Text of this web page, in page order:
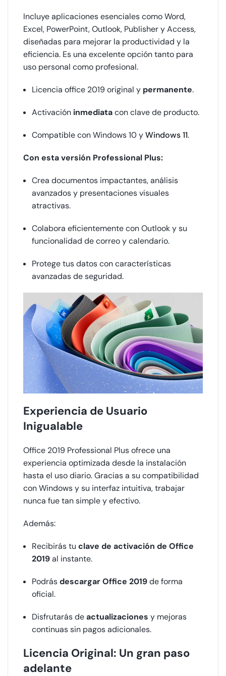
Incluye aplicaciones esenciales como Word,
Excel, PowerPoint, Outlook, Publisher y Access,
diseñadas para mejorar la productividad y la
eficiencia. Es una excelente opción tanto para
uso personal como profesional.
Licencia office 2019 original y permanente.
Activación inmediatacon clave de producto.
Compatible con Windows 10 yWindows 11.
Con esta versión Professional Plus:
Crea documentos impactantes, análisis
avanzados y presentaciones visuales
atractivas.
Colabora eficientemente con Outlook y su
funcionalidad de correo y calendario.
Protege tus datos con características
avanzadas de seguridad.
Experiencia de Usuario
Inigualable
Office 2019 Professional Plus ofrece una
experiencia optimizada desde la instalación
hasta el uso diario. Gracias a su compatibilidad
con Windows y su interfaz intuitiva, trabajar
nunca fue tan simple y efectivo.
Además:
Recibirás tu clave de activación de Office
2019al instante.
Podrásdescargar Office 2019de forma
oficial.
Disfrutarás deactualizaciones y mejoras
continuas sin pagos adicionales.
Licencia Original: Un gran paso
adelante